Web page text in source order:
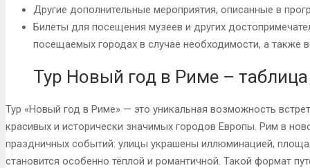
Другие дополнительные мероприятия, описанные в
Билеты для посещения музеев и других
посещаемых городах в случае необходимости, а также
Тур Новый год в Риме –
Тур «Новый год в Риме» — это уникальная возможность
красивых и исторически значимых городов Европы. Рим в
праздничных событий: улицы украшены иллюминацией,
становится особенно тёплой и романтичной. Такой формат